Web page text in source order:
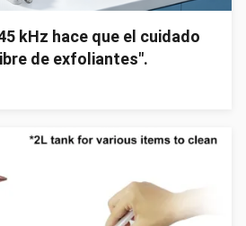
kHz hace que el cuidado
de exfoliantes".